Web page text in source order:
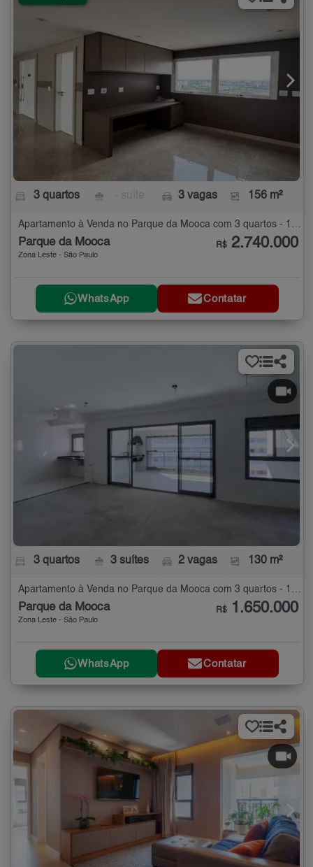
3 quartos 3 vagas 156 m²
Apartamento à Venda no Parque da Mooca com 3 quartos - 156 m²
Parque da Mooca
Zona Leste - São Paulo
R$ 2.740.000
WhatsApp Contatar
3 quartos 3 suítes 2 vagas 130 m²
Apartamento à Venda no Parque da Mooca com 3 quartos - 130 m²
Parque da Mooca
Zona Leste - São Paulo
R$ 1.650.000
WhatsApp Contatar